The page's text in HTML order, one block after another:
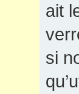
ait
si